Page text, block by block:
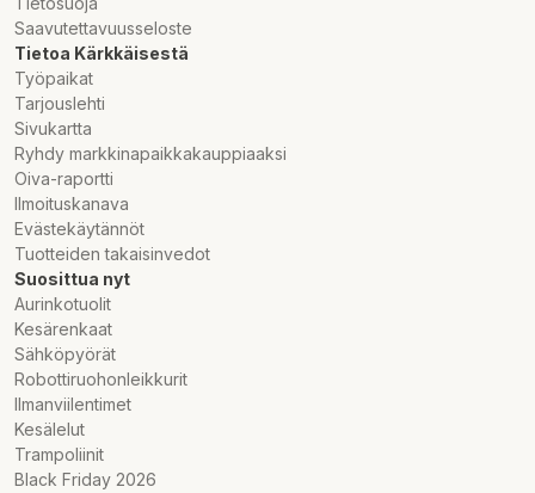
Saavutettavuusseloste
Tietoa Kärkkäisestä
Työpaikat
Tarjouslehti
Sivukartta
Ryhdy markkinapaikkakauppiaaksi
Oiva-raportti
Ilmoituskanava
Evästekäytännöt
Tuotteiden takaisinvedot
Suosittua nyt
Aurinkotuolit
Kesärenkaat
Sähköpyörät
Robottiruohonleikkurit
Ilmanviilentimet
Kesälelut
Trampoliinit
Black Friday 2026